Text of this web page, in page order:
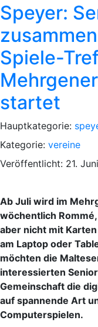
Speyer:
Spiele-
startet
Hauptkategorie:
Kategorie: vereine
Veröffentlicht: 21.
Ab Juli wird im
wöchentlich
aber nicht mit
am Laptop oder
möchten die
interessierten
Gemeinschaft die
auf spannende Art
Computerspielen.